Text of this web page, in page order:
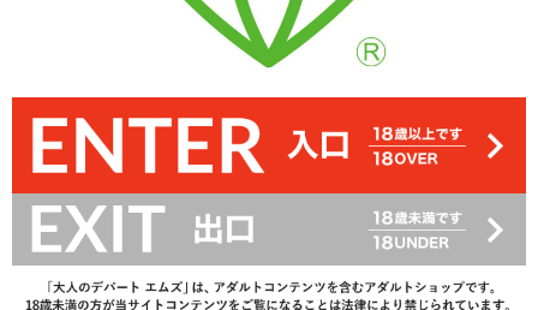
使いいただけるでしょう
43%OFF
5,500円(税込) 3,124円(税込)
レビューを見る 検討リストへ追加